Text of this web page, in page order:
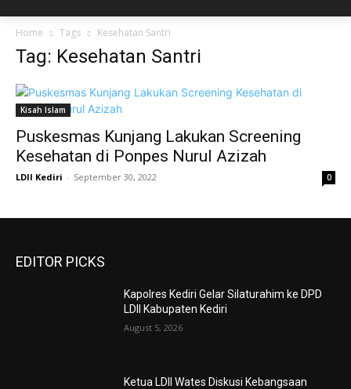
Home Tags Kesehatan Santri
Tag: Kesehatan Santri
Kisah Islam
Puskesmas Kunjang Lakukan Screening
Kesehatan di Ponpes Nurul Azizah
LDII Kediri - September 30, 2022 0
EDITOR PICKS
Kapolres Kediri Gelar Silaturahim ke DPD
LDII Kabupaten Kediri
August 5, 2026
Ketua LDII Wates Diskusi Kebangsaan